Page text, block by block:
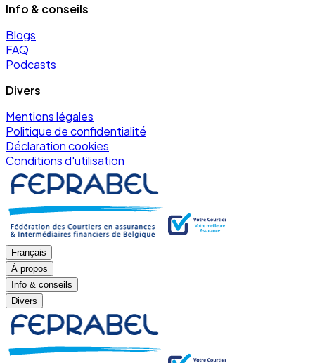
Info & conseils
Blogs
FAQ
Podcasts
Divers
Mentions légales
Politique de confidentialité
Déclaration cookies
Conditions d'utilisation
Français
À propos
Info & conseils
Divers